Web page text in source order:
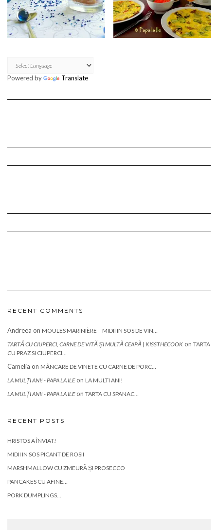
Powered by Translate
RECENT COMMENTS
Andreea on MOULES MARINIÈRE – MIDII IN SOS DE VIN…
TARTĂ CU CIUPERCI, CARNE DE VITĂ ȘI MULTĂ CEAPĂ | KISSTHECOOK on TARTA
CU PRAZ SI CIUPERCI…
Camelia on MÂNCARE DE VINETE CU CARNE DE PORC…
LA MULȚI ANI! - PAPA LA ILEon LA MULTI ANI!
LA MULȚI ANI! - PAPA LA ILEon TARTA CU SPANAC…
RECENT POSTS
HRISTOS A ÎNVIAT!
MIDII IN SOS PICANT DE ROSII
MARSHMALLOW CU ZMEURĂ ȘI PROSECCO
PANCAKES CU AFINE…
PORK DUMPLINGS…